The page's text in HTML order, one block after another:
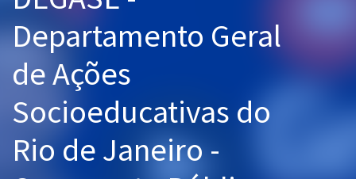
Graduação
Mentorias
Questões grátis
Departamento Geral
de Ações
Socioeducativas do
Rio de Janeiro -